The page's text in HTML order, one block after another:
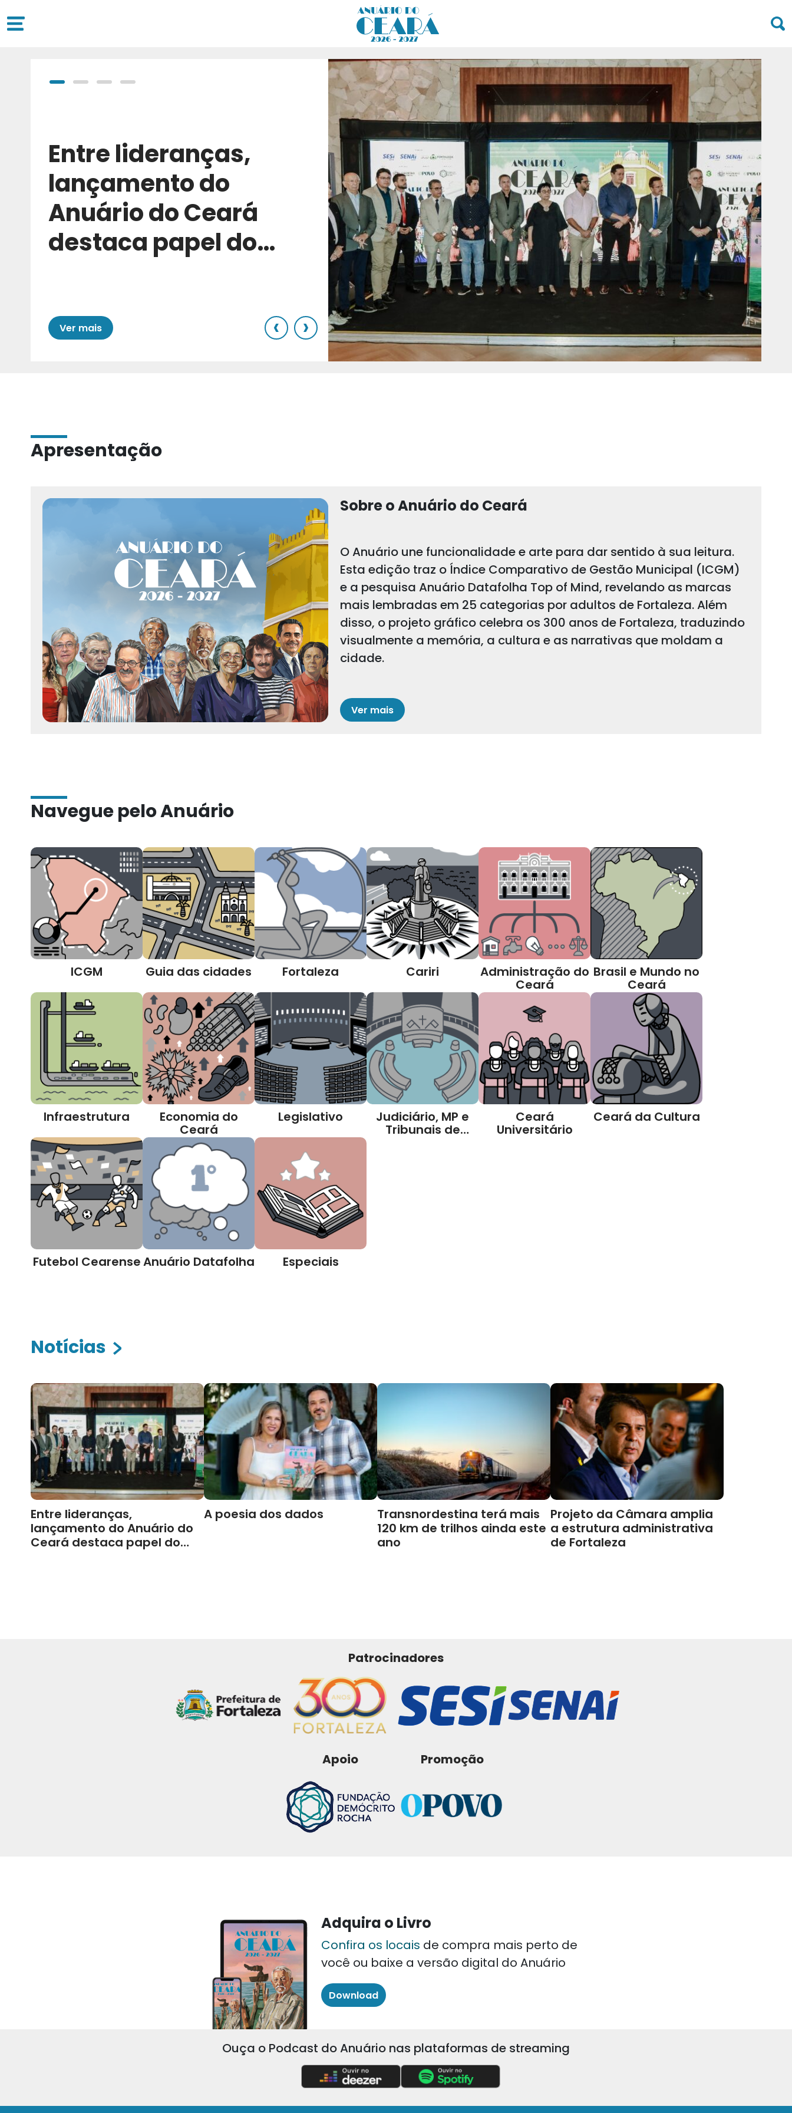
Entre lideranças,
lançamento do
Anuário do Ceará
destaca papel do
Ver mais ‹ ›
Apresentação
Sobre o Anuário do Ceará
O Anuário une funcionalidade e arte para dar sentido à sua leitura.
Esta edição traz o Índice Comparativo de Gestão Municipal (ICGM)
e a pesquisa Anuário Datafolha Top of Mind, revelando as marcas
mais lembradas em 25 categorias por adultos de Fortaleza. Além
disso, o projeto gráfico celebra os 300 anos de Fortaleza, traduzindo
visualmente a memória, a cultura e as narrativas que moldam a
cidade.
Ver mais
Navegue pelo Anuário
ICGM Guia das cidades Fortaleza Cariri Administração do
Ceará
Brasil e Mundo no
Ceará
Infraestrutura Economia do
Ceará
Legislativo Judiciário, MP e
Tribunais de
Ceará
Universitário
Ceará da Cultura
Futebol CearenseAnuário Datafolha Especiais
Notícias
Entre lideranças,
lançamento do Anuário do
Ceará destaca papel do
A poesia dos dados
Transnordestina terá mais
120 km de trilhos ainda este
ano
Projeto da Câmara amplia
a estrutura administrativa
de Fortaleza
Patrocinadores
Apoio Promoção
Adquira o Livro
Confira os locais de compra mais perto de
você ou baixe a versão digital do Anuário
Download
Ouça o Podcast do Anuário nas plataformas de streaming